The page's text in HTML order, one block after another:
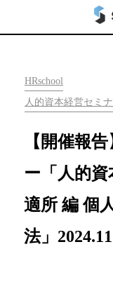
HRschool
人的資本経営セミ
【開催報
ー「人的
適所 編 個
法」